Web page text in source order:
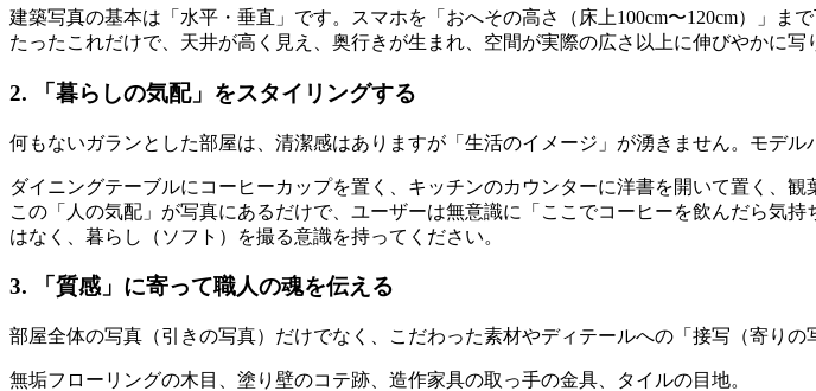
建築写真の基本は「水平・垂直」です。スマホを「おへその高さ（床上100cm〜120cm）」ま
たったこれだけで、天井が高く見え、奥行きが生まれ、空間が実際の広さ以上に伸びやかに
2. 「暮らしの気配」をスタイリングする
何もないガランとした部屋は、清潔感はありますが「生活のイメージ」が湧きません。モデ
ダイニングテーブルにコーヒーカップを置く、キッチンのカウンターに洋書を開いて置く、観
この「人の気配」が写真にあるだけで、ユーザーは無意識に「ここでコーヒーを飲んだら気
はなく、暮らし（ソフト）を撮る意識を持ってください。
3. 「質感」に寄って職人の魂を伝える
部屋全体の写真（引きの写真）だけでなく、こだわった素材やディテールへの「接写（寄りの
無垢フローリングの木目、塗り壁のコテ跡、造作家具の取っ手の金具、タイルの目地。